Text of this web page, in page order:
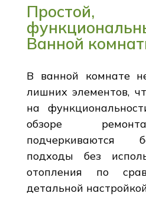
Ванной
В ванной комнате
лишних элементов,
на
обзоре
подчеркиваются
подходы без
отопления по
детальной